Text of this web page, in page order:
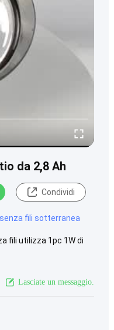
da 2,8 Ah
Condividi
fili sotterranea
fili utilizza 1pc 1W di
Lasciate un messaggio.